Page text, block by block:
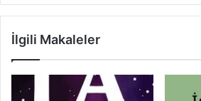
İlgili Makaleler